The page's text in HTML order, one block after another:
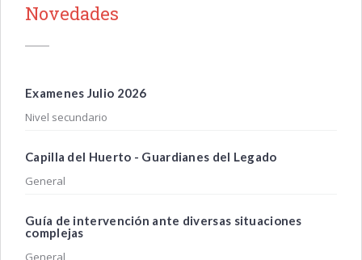
Novedades
Examenes Julio 2026
Nivel secundario
Capilla del Huerto - Guardianes del Legado
General
Guía de intervención ante diversas situaciones
complejas
General